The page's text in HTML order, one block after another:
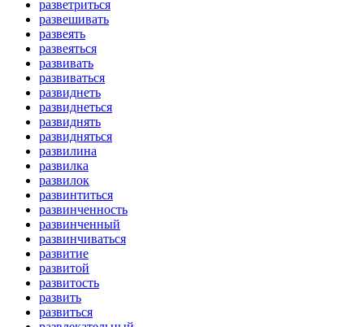
разветриться
развешивать
развеять
развеяться
развивать
развиваться
развиднеть
развиднеться
развиднять
развидняться
развилина
развилка
развилок
развинтиться
развинченность
развинченный
развинчиваться
развитие
развитой
развитость
развить
развиться